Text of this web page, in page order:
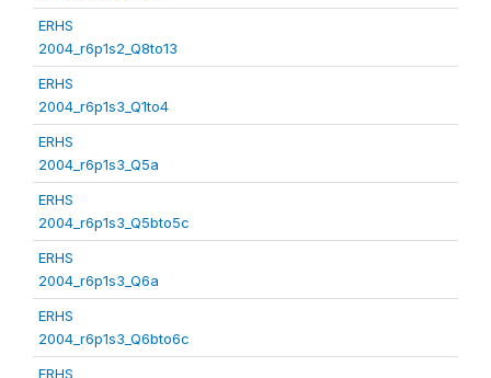
ERHS
2004_r6p1s2_Q8to13
ERHS
2004_r6p1s3_Q1to4
ERHS
2004_r6p1s3_Q5a
ERHS
2004_r6p1s3_Q5bto5c
ERHS
2004_r6p1s3_Q6a
ERHS
2004_r6p1s3_Q6bto6c
ERHS